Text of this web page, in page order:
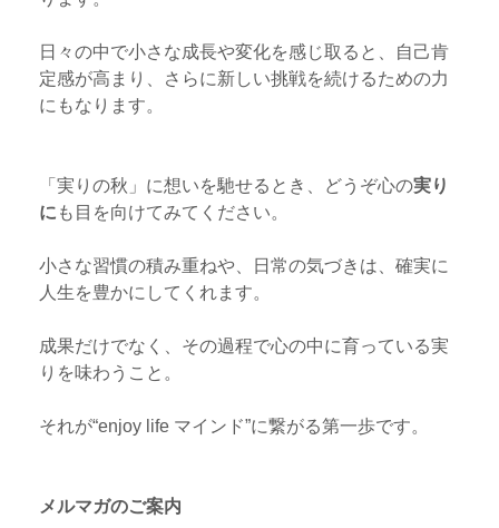
日々の中で小さな成長や変化を感じ取ると、自己肯
定感が高まり、さらに新しい挑戦を続けるための力
にもなります。
「実りの秋」に想いを馳せるとき、どうぞ心の実り
に も目を向けてみてください。
小さな習慣の積み重ねや、日常の気づきは、確実に
人生を豊かにしてくれます。
成果だけでなく、その過程で心の中に育っている実
りを味わうこと。
それが“enjoy life マインド”に繋がる第一歩です。
メルマガのご案内